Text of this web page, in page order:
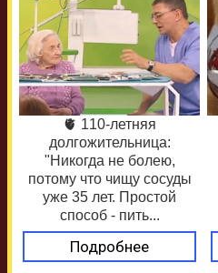
🫀 110-летняя
долгожительница:
"Никогда не болею,
потому что чищу сосуды
уже 35 лет. Простой
способ - пить...
Подробнее